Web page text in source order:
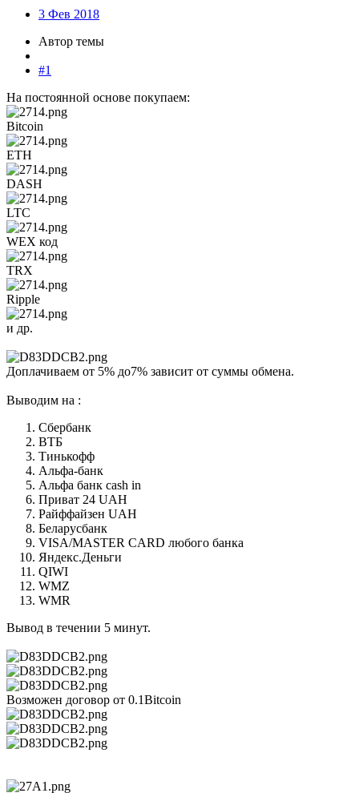
3 Фев 2018
Автор темы
#1
На постоянной основе покупаем:
Bitcoin
ETH
DASH
LTC
WEX код
TRX
Ripple
и др.
Доплачиваем от 5% до7% зависит от суммы обмена.
Выводим на :
Сбербанк
ВТБ
Тинькофф
Альфа-банк
Альфа банк cash in
Приват 24 UAH
Райффайзен UAH
Беларусбанк
VISA/MASTER CARD любого банка
Яндекс.Деньги
QIWI
WMZ
WMR
Вывод в течении 5 минут.
Возможен договор от 0.1Bitcoin